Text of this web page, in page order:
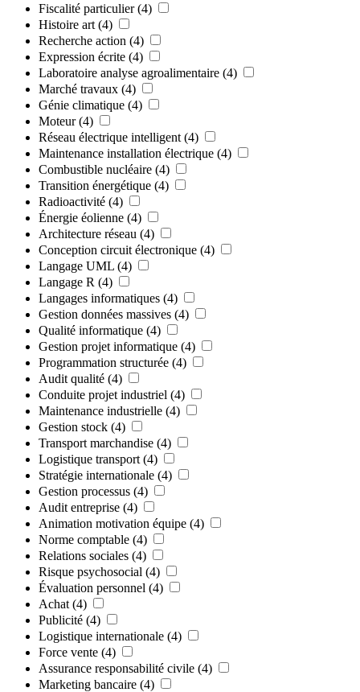
Fiscalité particulier (4)
Histoire art (4)
Recherche action (4)
Expression écrite (4)
Laboratoire analyse agroalimentaire (4)
Marché travaux (4)
Génie climatique (4)
Moteur (4)
Réseau électrique intelligent (4)
Maintenance installation électrique (4)
Combustible nucléaire (4)
Transition énergétique (4)
Radioactivité (4)
Énergie éolienne (4)
Architecture réseau (4)
Conception circuit électronique (4)
Langage UML (4)
Langage R (4)
Langages informatiques (4)
Gestion données massives (4)
Qualité informatique (4)
Gestion projet informatique (4)
Programmation structurée (4)
Audit qualité (4)
Conduite projet industriel (4)
Maintenance industrielle (4)
Gestion stock (4)
Transport marchandise (4)
Logistique transport (4)
Stratégie internationale (4)
Gestion processus (4)
Audit entreprise (4)
Animation motivation équipe (4)
Norme comptable (4)
Relations sociales (4)
Risque psychosocial (4)
Évaluation personnel (4)
Achat (4)
Publicité (4)
Logistique internationale (4)
Force vente (4)
Assurance responsabilité civile (4)
Marketing bancaire (4)